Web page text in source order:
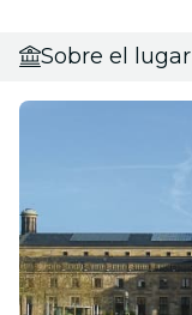
Sobre el lugar